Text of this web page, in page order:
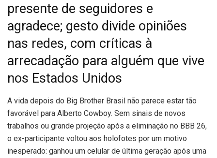
presente de seguidores e
agradece; gesto divide opiniões
nas redes, com críticas à
arrecadação para alguém que vive
nos Estados Unidos
A vida depois do Big Brother Brasil não parece estar tão
favorável para Alberto Cowboy. Sem sinais de novos
trabalhos ou grande projeção após a eliminação no BBB 26,
o ex-participante voltou aos holofotes por um motivo
inesperado: ganhou um celular de última geração após uma